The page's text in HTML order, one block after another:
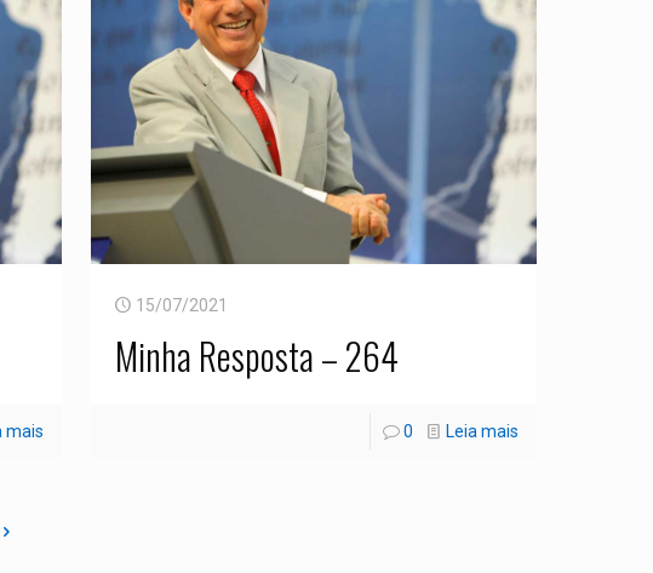
mais
15/07/2021
Minha Resposta – 264
0 Leia mais